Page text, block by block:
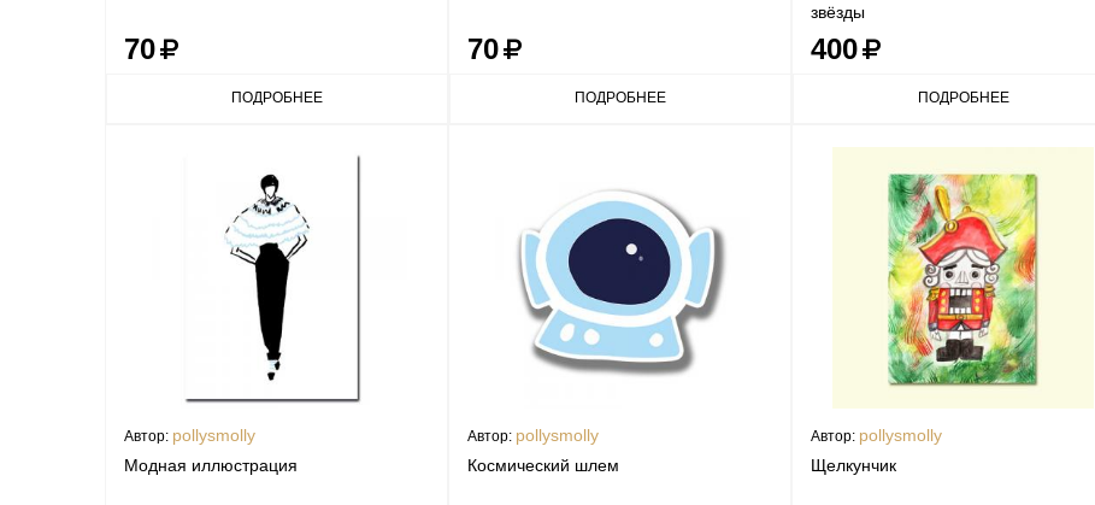
70
ПОДРОБНЕЕ
70
ПОДРОБНЕЕ
звёзды
400
ПОДРОБНЕЕ
Автор: pollysmolly
Модная иллюстрация
Автор: pollysmolly
Космический шлем
Автор: pollysmolly
Щелкунчик